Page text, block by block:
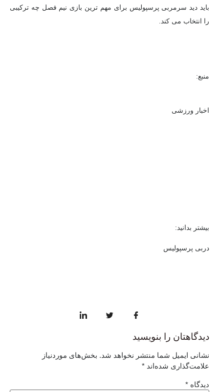
باید دید سرمربی پرسپولیس برای مهم ترین بازی نیم فصل چه ترکیبی
را انتخاب می کند.
منبع:
اخبار ورزشی
بیشتر بدانید:
دربی پرسپولیس
دیدگاهتان را بنویسید
نشانی ایمیل شما منتشر نخواهد شد. بخش‌های موردنیاز
علامت‌گذاری شده‌اند *
دیدگاه *